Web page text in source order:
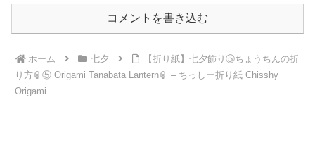
コメントを書き込む
ホーム 七夕
【折り紙】七夕飾り⑤ちょうちんの折
り方🏮⑤ Origami Tanabata Lantern🏮 – ちっしー折り紙 Chisshy
Origami